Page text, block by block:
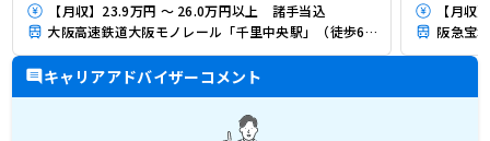
【月収】23.9万円 ～ 26.0万円以上 諸手当込
大阪高速鉄道大阪モノレール「千里中央駅」（徒歩6分）
【月収
阪急宝
キャリアアドバイザーコメント